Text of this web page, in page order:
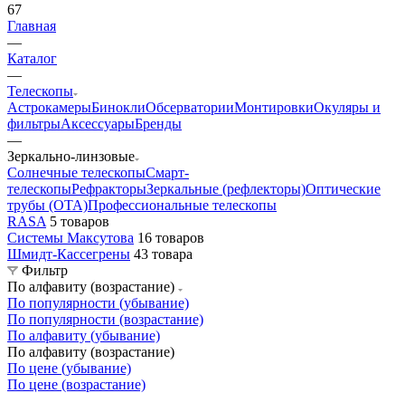
67
Главная
—
Каталог
—
Телескопы
АстрокамерыБиноклиОбсерваторииМонтировкиОкуляры и
фильтрыАксессуарыБренды
—
Зеркально-линзовые
Солнечные телескопыСмарт-
телескопыРефракторыЗеркальные (рефлекторы)Оптические
трубы (OTA)Профессиональные телескопы
RASA 5 товаров
Системы Максутова 16 товаров
Шмидт-Кассегрены 43 товара
Фильтр
По алфавиту (возрастание)
По популярности (убывание)
По популярности (возрастание)
По алфавиту (убывание)
По алфавиту (возрастание)
По цене (убывание)
По цене (возрастание)